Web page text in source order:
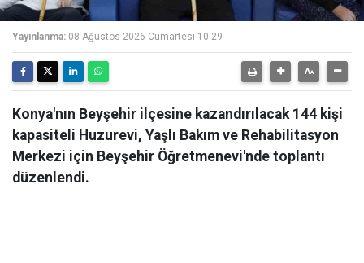
Yayınlanma: 08 Ağustos 2026 Cumartesi 10:29
Konya'nın Beyşehir ilçesine kazandırılacak 144 kişi
kapasiteli Huzurevi, Yaşlı Bakım ve Rehabilitasyon
Merkezi için Beyşehir Öğretmenevi'nde toplantı
düzenlendi.